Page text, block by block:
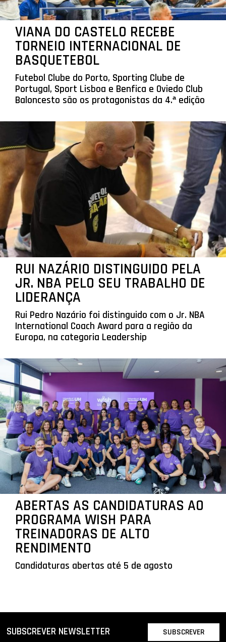
VIANA DO CASTELO RECEBE
TORNEIO INTERNACIONAL DE
BASQUETEBOL
Futebol Clube do Porto, Sporting Clube de
Portugal, Sport Lisboa e Benfica e Oviedo Club
Baloncesto são os protagonistas da 4.ª edição
RUI NAZÁRIO DISTINGUIDO PELA
JR. NBA PELO SEU TRABALHO DE
LIDERANÇA
Rui Pedro Nazário foi distinguido com o Jr. NBA
International Coach Award para a região da
Europa, na categoria Leadership
ABERTAS AS CANDIDATURAS AO
PROGRAMA WISH PARA
TREINADORAS DE ALTO
RENDIMENTO
Candidaturas abertas até 5 de agosto
SUBSCREVER NEWSLETTER SUBSCREVER